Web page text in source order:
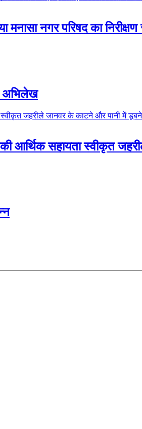
मनासा नगर परिषद का
अभिलेख
की आर्थिक सहायता स्वीकृत